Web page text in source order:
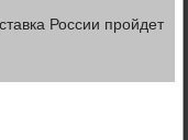
России пройдет